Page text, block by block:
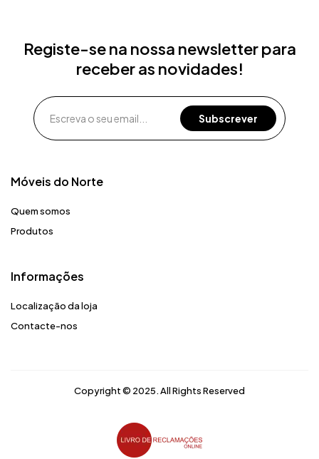
Móveis do Norte​
Quem somos
Produtos
Registe-se na nossa newsletter para
receber as novidades!
Informações
Localização da loja
Contacte-nos
Copyright © 2025. All Rights Reserved